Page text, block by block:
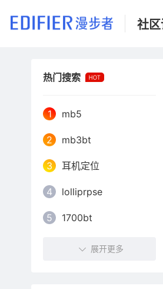
社
热门搜索
1 mb5
2 mb3bt
3 耳机定位
4 lolliprpse
5 1700bt
怎么连接新手机
展开更多